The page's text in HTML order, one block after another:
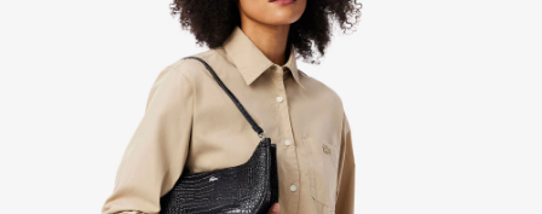
Безкоштовна
доставка від
5000₴*